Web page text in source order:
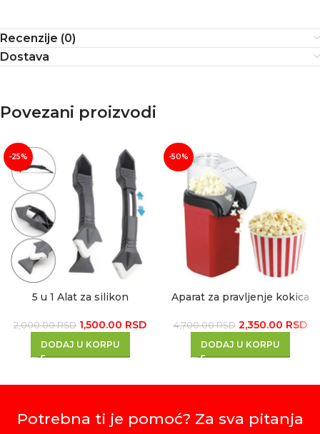
Recenzije (0)
Dostava
Povezani proizvodi
-25%
5 u 1 Alat za silikon
2,000.00RSD 1,500.00 RSD
DODAJ U KORPU
-50%
Aparat za pravljenje kokica
4,700.00RSD 2,350.00 RSD
DODAJ U KORPU
Potrebna ti je pomoć? Za sva pitanja